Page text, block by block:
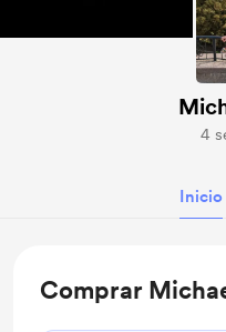
4
Inicio
Comprar